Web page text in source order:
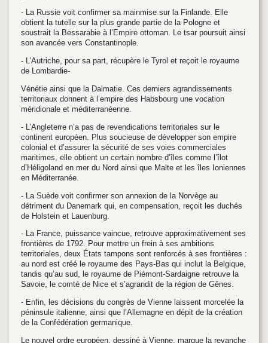
- La Russie voit confirmer sa mainmise sur la Finlande. Elle
obtient la tutelle sur la plus grande partie de la Pologne et
soustrait la Bessarabie à l’Empire ottoman. Le tsar poursuit ainsi
son avancée vers Constantinople.
- L’Autriche, pour sa part, récupère le Tyrol et reçoit le royaume
de Lombardie-
Vénétie ainsi que la Dalmatie. Ces derniers agrandissements
territoriaux donnent à l’empire des Habsbourg une vocation
méridionale et méditerranéenne.
- L’Angleterre n’a pas de revendications territoriales sur le
continent européen. Plus soucieuse de développer son empire
colonial et d’assurer la sécurité de ses voies commerciales
maritimes, elle obtient un certain nombre d’îles comme l’îlot
d’Héligoland en mer du Nord ainsi que Malte et les îles Ioniennes
en Méditerranée.
- La Suède voit confirmer son annexion de la Norvège au
détriment du Danemark qui, en compensation, reçoit les duchés
de Holstein et Lauenburg.
- La France, puissance vaincue, retrouve approximativement ses
frontières de 1792. Pour mettre un frein à ses ambitions
territoriales, deux États tampons sont renforcés à ses frontières :
au nord est créé le royaume des Pays-Bas qui inclut la Belgique,
tandis qu’au sud, le royaume de Piémont-Sardaigne retrouve la
Savoie, le comté de Nice et s’agrandit de la région de Gênes.
- Enfin, les décisions du congrès de Vienne laissent morcelée la
péninsule italienne, ainsi que l’Allemagne en dépit de la création
de la Confédération germanique.
Le nouvel ordre européen, dessiné à Vienne, marque la revanche